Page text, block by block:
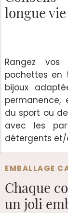
EMBALLAGE
Chaque
un joli
longue
Rangez
pochettes en
bijoux
permanence,
du sport ou
avec les
détergents et/